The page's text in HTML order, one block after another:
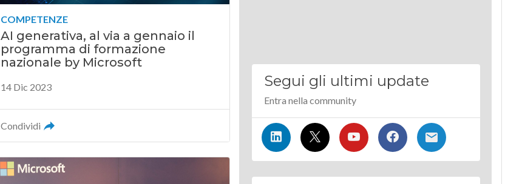
COMPETENZE
AI generativa, al via a gennaio il
programma di formazione
nazionale by Microsoft
14 Dic 2023
Condividi
Segui gli ultimi update
Entra nella community